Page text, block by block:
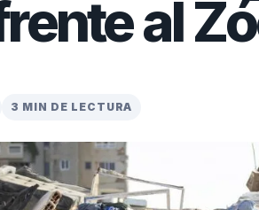
al
3 MIN DE LECTURA